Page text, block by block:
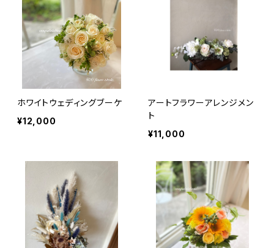
ホワイトウェディングブーケ
¥12,000
アートフラワーアレンジメン
ト
¥11,000